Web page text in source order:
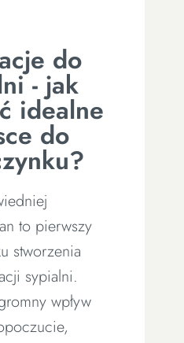
do
- jak
idealne
do
to pierwszy
stworzenia
sypialni.
wpływ